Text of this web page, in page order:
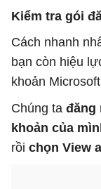
Kiểm tra gói
Cách nhanh
bạn còn hiệu
khoản
Chúng ta đăng
khoản của
rồi chọn View